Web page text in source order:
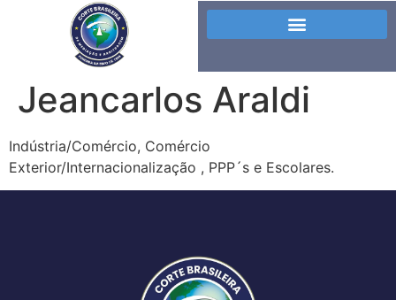
Jeancarlos Araldi
Indústria/Comércio, Comércio
Exterior/Internacionalização , PPP´s e Escolares.